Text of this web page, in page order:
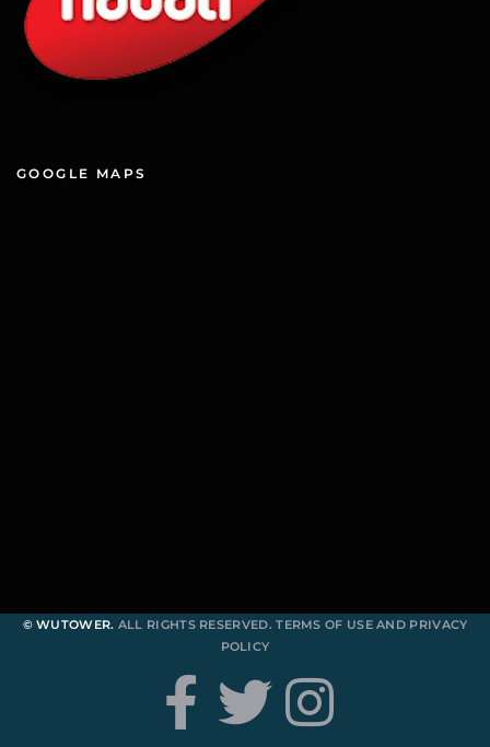
GOOGLE MAPS
© WUTOWER. ALL RIGHTS RESERVED.TERMS OF USEAND PRIVACY
POLICY